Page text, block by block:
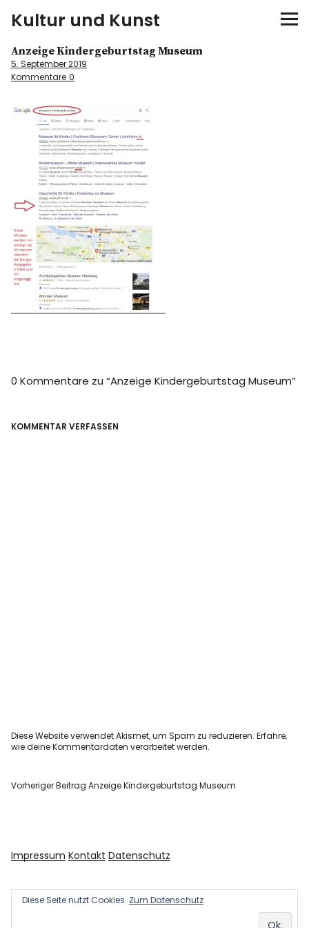
Kultur und Kunst
kultur & kunst
Spiele
Konzerte
Museen bei…
Bloggerreisen
Über mich
Anzeige Kindergeburtstag Museum
5. September 2019
Kommentare 0
0 Kommentare zu “Anzeige Kindergeburtstag Museum”
KOMMENTAR VERFASSEN
Diese Website verwendet Akismet, um Spam zu reduzieren.Erfahre,
wie deine Kommentardaten verarbeitet werden.
Vorheriger Beitrag Anzeige Kindergeburtstag Museum
Impressum Kontakt Datenschutz
Diese Seite nutzt Cookies. Zum Datenschutz